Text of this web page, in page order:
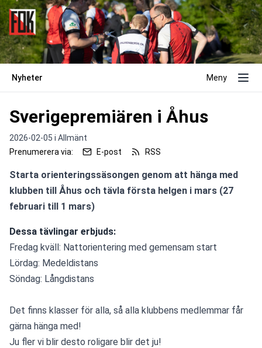
Nyheter Meny
Sverigepremiären i Åhus
2026-02-05 i Allmänt
Prenumerera via:
E-post RSS
Starta orienteringssäsongen genom att hänga med
klubben till Åhus och tävla första helgen i mars (27
februari till 1 mars)
Dessa tävlingar erbjuds:
Fredag kväll: Nattorientering med gemensam start
Lördag: Medeldistans
Söndag: Långdistans
Det finns klasser för alla, så alla klubbens medlemmar får
gärna hänga med!
Ju fler vi blir desto roligare blir det ju!